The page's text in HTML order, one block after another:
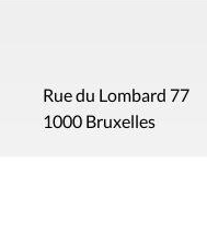
Rue du Lombard 77
1000 Bruxelles